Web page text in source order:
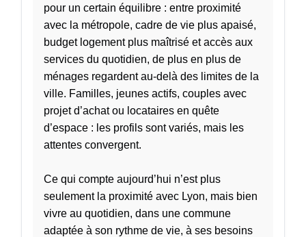
pour un certain équilibre : entre proximité
avec la métropole, cadre de vie plus apaisé,
budget logement plus maîtrisé et accès aux
services du quotidien, de plus en plus de
ménages regardent au-delà des limites de la
ville. Familles, jeunes actifs, couples avec
projet d’achat ou locataires en quête
d’espace : les profils sont variés, mais les
attentes convergent.
Ce qui compte aujourd’hui n’est plus
seulement la proximité avec Lyon, mais bien
vivre au quotidien, dans une commune
adaptée à son rythme de vie, à ses besoins